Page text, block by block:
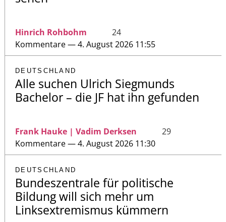
Hinrich Rohbohm
24
Kommentare — 4. August 2026 11:55
DEUTSCHLAND
Alle suchen Ulrich Siegmunds
Bachelor – die JF hat ihn gefunden
Frank Hauke | Vadim Derksen
29
Kommentare — 4. August 2026 11:30
DEUTSCHLAND
Bundeszentrale für politische
Bildung will sich mehr um
Linksextremismus kümmern